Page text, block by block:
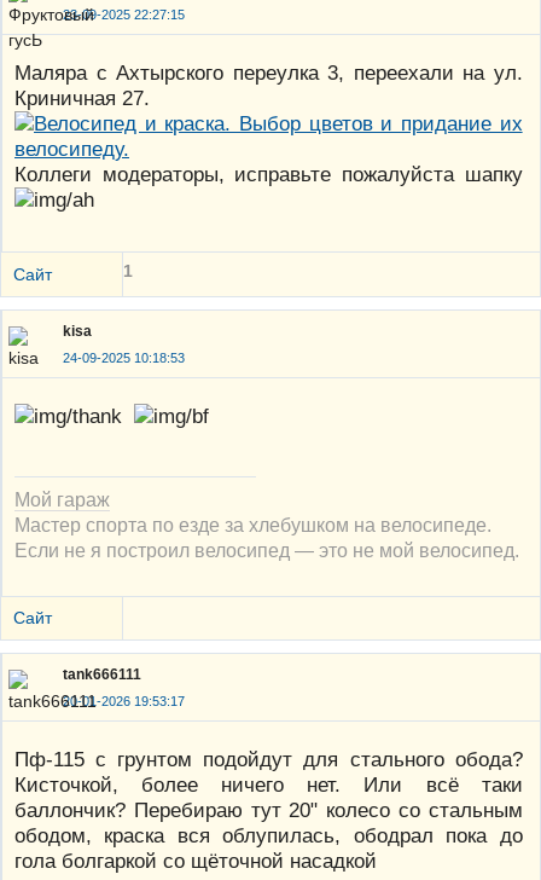
23-09-2025 22:27:15
Маляра с Ахтырского переулка 3, переехали на ул.
Криничная 27.
Коллеги модераторы, исправьте пожалуйста шапку
Сайт 1
kisa
24-09-2025 10:18:53
Мой гараж
Мастер спорта по езде за хлебушком на велосипеде.
Если не я построил велосипед — это не мой велосипед.
Сайт
tank666111
20-01-2026 19:53:17
Пф-115 с грунтом подойдут для стального обода?
Кисточкой, более ничего нет. Или всё таки
баллончик? Перебираю тут 20" колесо со стальным
ободом, краска вся облупилась, ободрал пока до
гола болгаркой со щёточной насадкой